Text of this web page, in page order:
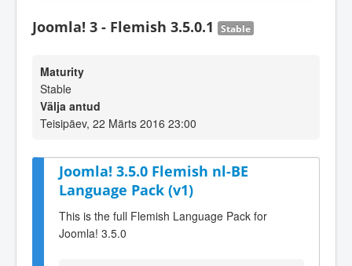
Joomla! 3 - Flemish 3.5.0.1 Stable
Maturity
Stable
Välja antud
Teisipäev, 22 Märts 2016 23:00
Joomla! 3.5.0 Flemish nl-BE
Language Pack (v1)
This is the full Flemish Language Pack for
Joomla! 3.5.0